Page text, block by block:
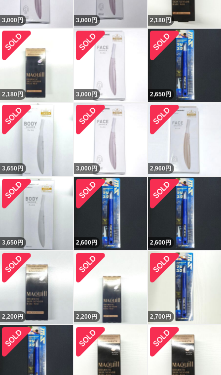
3,000 円 3,000円 2,180円
2,180 円 3,000 円 2,650円
3,650円 3,000 円 2,960 円
3,650円 2,600円 2,600円
2,200円 2,200円 2,700円